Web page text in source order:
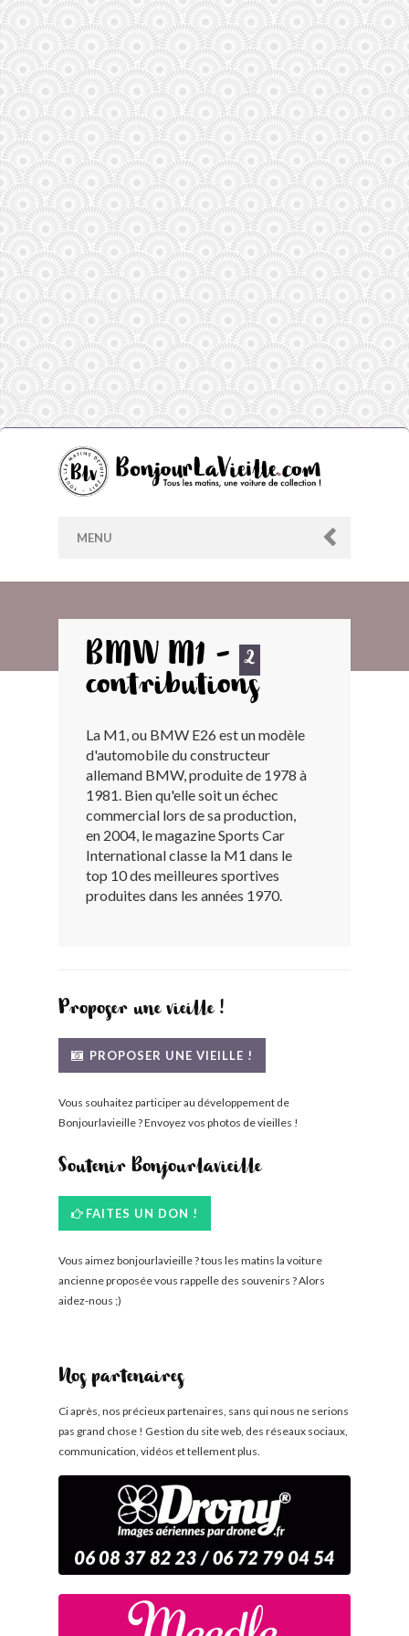
MENU
ARCHIVES
LES CONTRIBUTEURS
LE BLOG
BONJOURLAVIEILLE ?
MODÈLES ET MARQUES
BMW M1 - 2
contributions
La M1, ou BMW E26 est un modèle
d'automobile du constructeur
allemand BMW, produite de 1978 à
1981. Bien qu'elle soit un échec
commercial lors de sa production,
en 2004, le magazine Sports Car
International classe la M1 dans le
top 10 des meilleures sportives
produites dans les années 1970.
Proposer une vieille !
PROPOSER UNE VIEILLE !
Vous souhaitez participer au développement de
Bonjourlavieille ? Envoyez vos photos de vieilles !
Soutenir Bonjourlavieille
FAITES UN DON !
Vous aimez bonjourlavieille ? tous les matins la voiture
ancienne proposée vous rappelle des souvenirs ? Alors
aidez-nous ;)
Nos partenaires
Ci après, nos précieux partenaires, sans qui nous ne serions
pas grand chose ! Gestion du site web, des réseaux sociaux,
communication, vidéos et tellement plus.